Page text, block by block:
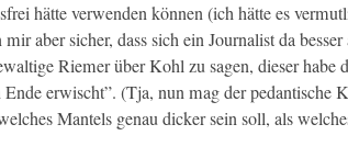
hätte ver­wen­den kön­nen (ich hätte es
aber sich­er, dass sich ein Jour­nal­ist da
Riemer über Kohl zu sagen, dieser habe
Ende erwis­cht”. (Tja, nun mag der pedan­tis­che
Man­tels genau dick­er sein soll, als